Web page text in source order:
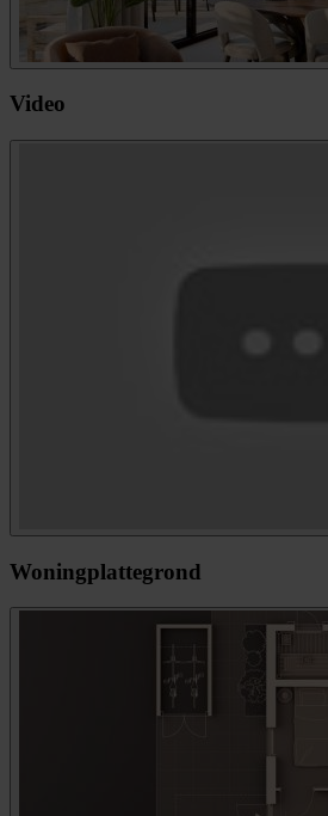
Video
Woningplattegrond